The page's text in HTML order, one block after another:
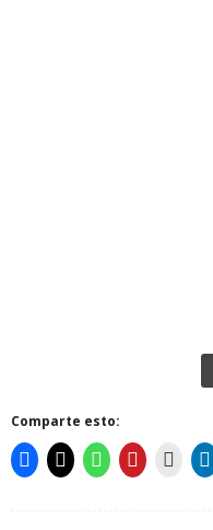
Comparte esto: